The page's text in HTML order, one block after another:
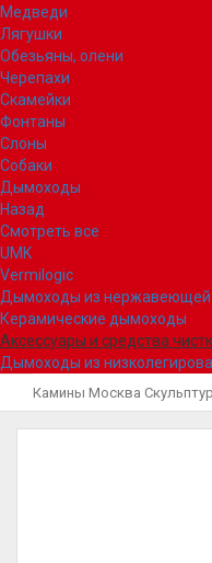
Медведи
Лягушки
Обезьяны, олени
Черепахи
Скамейки
Фонтаны
Слоны
Собаки
Дымоходы
Назад
Смотреть все
UMK
Vermilogic
Дымоходы из нержавеющей
Керамические дымоходы
Аксессуары и средства
Дымоходы из
Камины Москва